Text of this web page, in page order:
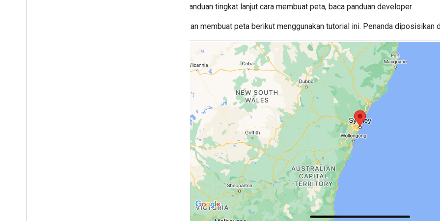
Untuk panduan tingkat lanjut cara membuat peta, baca panduan developer.
Anda akan membuat peta berikut menggunakan tutorial ini. Penanda diposisikan